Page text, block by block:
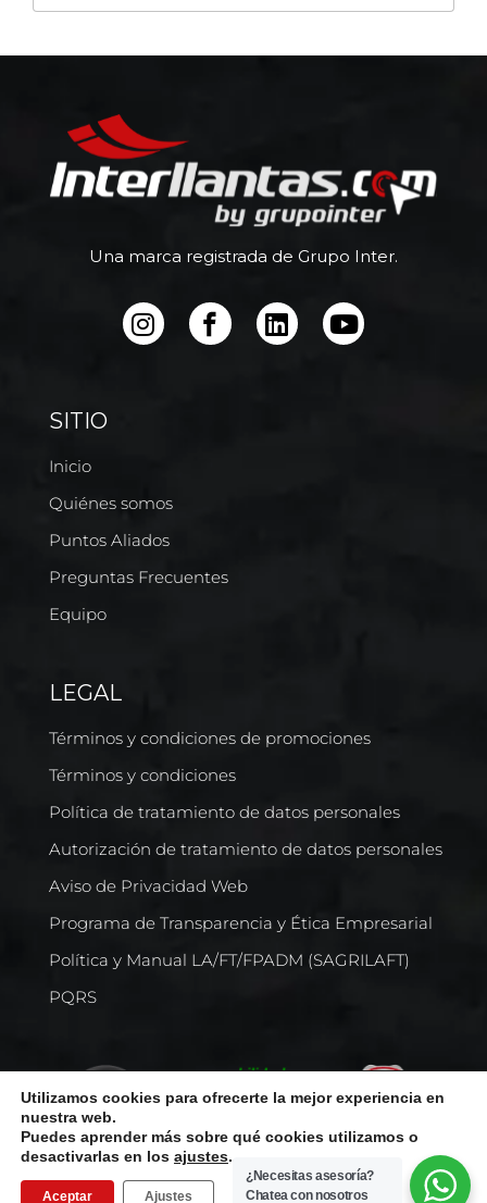
Una marca registrada de Grupo Inter.
SITIO
Inicio
Quiénes somos
Puntos Aliados
Preguntas Frecuentes
Equipo
LEGAL
Términos y condiciones de promociones
Términos y condiciones
Política de tratamiento de datos personales
Autorización de tratamiento de datos personales
Aviso de Privacidad Web
Programa de Transparencia y Ética Empresarial
Política y Manual LA/FT/FPADM (SAGRILAFT)
PQRS
Utilizamos cookies para ofrecerte la mejor experiencia en
nuestra web.
Puedes aprender más sobre qué cookies utilizamos o
desactivarlas en los ajustes.
Aceptar Ajustes
¿Necesitas asesoría?
Chatea con nosotros